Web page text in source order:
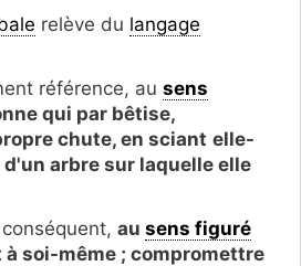
relève du langage
référence, au sens
qui par bêtise,
chute, en sciant elle-
arbre sur laquelle elle
au sens figuré
à soi-même ; compromettre